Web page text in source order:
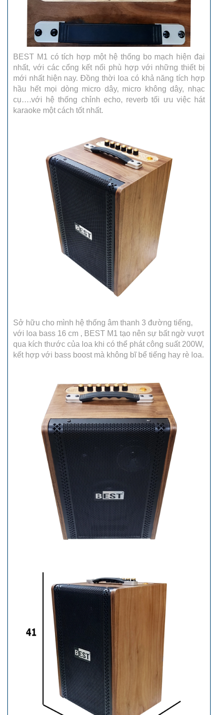
BEST M1 có tích hợp một hệ thống bo mạch hiện đại
nhất, với các cổng kết nối phù hợp với những thiết bị
mới nhất hiện nay. Đồng thời loa có khả năng tích hợp
hầu hết mọi dòng micro dây, micro không dây, nhạc
cụ….với hệ thống chỉnh echo, reverb tối ưu việc hát
karaoke một cách tốt nhất.
Sở hữu cho mình hệ thống âm thanh 3 đường tiếng,
với loa bass 16 cm , BEST M1 tạo nên sự bất ngờ vượt
qua kích thước của loa khi có thể phát công suất 200W,
kết hợp với bass boost mà không bĩ bể tiếng hay rè loa.